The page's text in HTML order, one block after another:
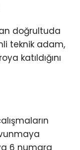
doğrultuda
teknik adam,
katıldığını
6 numara